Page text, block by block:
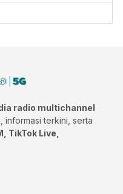
radio multichannel
informasi terkini, serta
TikTok Live,